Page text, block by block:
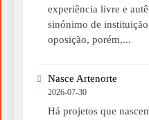
experiência livre e
sinónimo de
oposição, porém,...
Nasce Artenorte
2026-07-30
Há projetos que